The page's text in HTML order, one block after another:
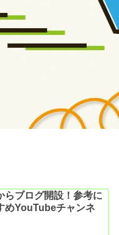
らブログ開設！参考に
めYouTubeチャンネ